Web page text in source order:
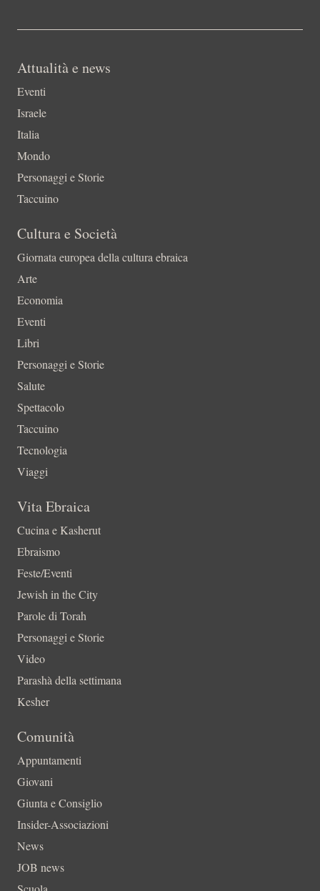
Attualità e news
Eventi
Israele
Italia
Mondo
Personaggi e Storie
Taccuino
Cultura e Società
Giornata europea della cultura ebraica
Arte
Economia
Eventi
Libri
Personaggi e Storie
Salute
Spettacolo
Taccuino
Tecnologia
Viaggi
Vita Ebraica
Cucina e Kasherut
Ebraismo
Feste/Eventi
Jewish in the City
Parole di Torah
Personaggi e Storie
Video
Parashà della settimana
Kesher
Comunità
Appuntamenti
Giovani
Giunta e Consiglio
Insider-Associazioni
News
JOB news